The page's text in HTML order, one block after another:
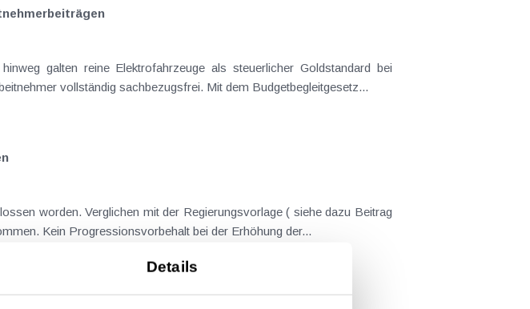
Details
vollständig sachbezugsfrei. Mit dem Budgetbegleitgesetz...
worden. Verglichen mit der Regierungsvorlage ( siehe dazu Beitrag
aus dem Juli 2026 ) ist es dabei vereinzelt noch zu wichtigen Änderungen gekommen. Kein Progressionsvorbehalt bei der Erhöhung der...
Zusammenhang mit dem Kaufvertrag stehen